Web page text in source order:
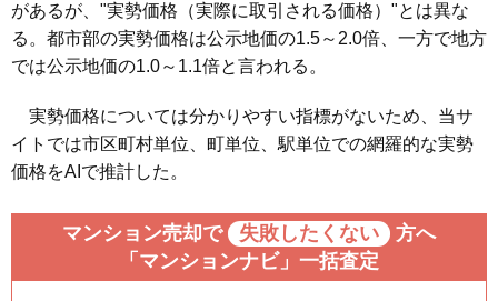
があるが、"実勢価格（実際に取引される価格）"とは異な
る。都市部の実勢価格は公示地価の1.5～2.0倍、一方で地方
では公示地価の1.0～1.1倍と言われる。
実勢価格については分かりやすい指標がないため、当サ
イトでは市区町村単位、町単位、駅単位での網羅的な実勢
価格をAIで推計した。
マンション売却で 失敗したくない
方へ
「マンションナビ」一括査定